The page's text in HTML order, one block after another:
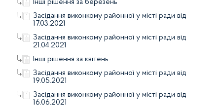
Інші рішення за березень
Засідання виконкому районної у місті ради від
17.03.2021
Засідання виконкому районної у місті ради від
21.04.2021
Інші рішення за квітень
Засідання виконкому районної у місті ради від
19.05.2021
Засідання виконкому районної у місті ради від
16.06.2021